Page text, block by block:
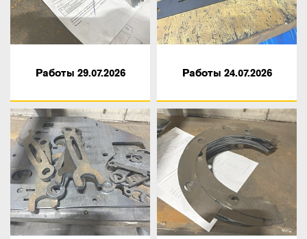
Работы 29.07.2026 Работы 24.07.2026